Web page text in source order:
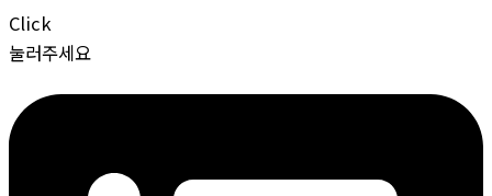
Click
눌러주세요